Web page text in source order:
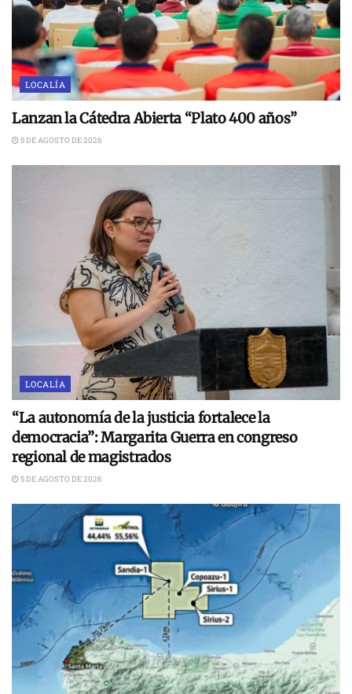
LOCALÍA
Lanzan la Cátedra Abierta “Plato 400 años”
5 DE AGOSTO DE 2026
LOCALÍA
“La autonomía de la justicia fortalece la
democracia”: Margarita Guerra en congreso
regional de magistrados
5 DE AGOSTO DE 2026